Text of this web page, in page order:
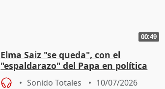
00:49
Elma Saiz "se queda", con el
"espaldarazo" del Papa en política
migratoria del Gobierno
Sonido Totales 10/07/2026